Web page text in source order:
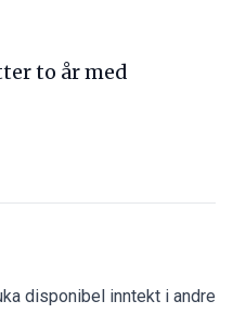
to år med
disponibel inntekt i andre